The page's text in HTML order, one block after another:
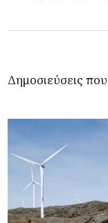
Δημοσιεύσεις